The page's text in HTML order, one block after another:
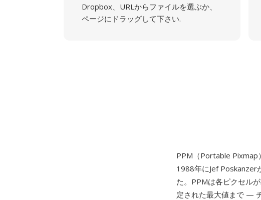
Dropbox、URLからファイルを選ぶか、
ページにドラッグして下さい.
PPM（Portable Pixmap
1988年にJef Poskanzer
た。PPMは各ピクセル
定された最大値まで —